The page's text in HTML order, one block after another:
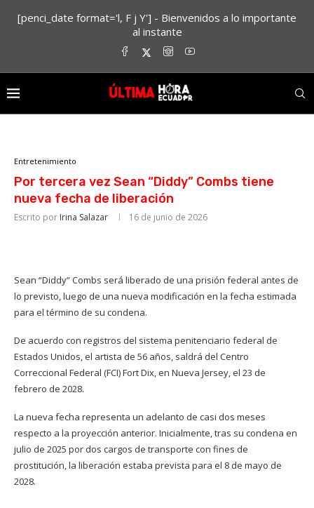
[penci_date format='l, F j Y'] - Bienvenidos a lo importante
al instante
Entretenimiento
Por tercera vez Sean “Diddy” Combs tiene
nueva fecha de liberación
Escrito por Irina Salazar 16 de junio de 2026
Sean “Diddy” Combs será liberado de una prisión federal antes de
lo previsto, luego de una nueva modificación en la fecha estimada
para el término de su condena.
De acuerdo con registros del sistema penitenciario federal de
Estados Unidos, el artista de 56 años, saldrá del Centro
Correccional Federal (FCI) Fort Dix, en Nueva Jersey, el 23 de
febrero de 2028.
La nueva fecha representa un adelanto de casi dos meses
respecto a la proyección anterior. Inicialmente, tras su condena en
julio de 2025 por dos cargos de transporte con fines de
prostitución, la liberación estaba prevista para el 8 de mayo de
2028.